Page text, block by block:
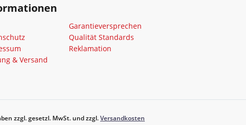
& Versand
Garantieversprechen
Qualität Standards
Reklamation
zzgl. gesetzl. MwSt. und zzgl.Versandkosten